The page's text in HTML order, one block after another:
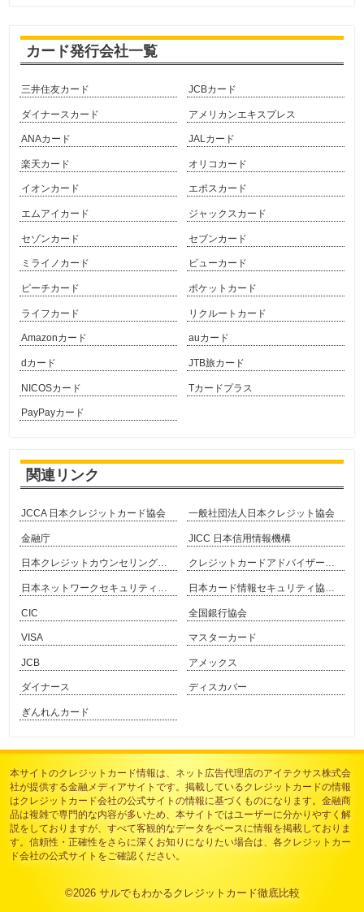
カード発行会社一覧
三井住友カード JCBカード
ダイナースカード アメリカンエキスプレス
ANAカード JALカード
楽天カード オリコカード
イオンカード エポスカード
エムアイカード ジャックスカード
セゾンカード セブンカード
ミライノカード ビューカード
ピーチカード ポケットカード
ライフカード リクルートカード
Amazonカード auカード
dカード JTB旅カード
NICOSカード Tカードプラス
PayPayカード
関連リンク
JCCA 日本クレジットカード協会 一般社団法人日本クレジット協会
金融庁 JICC 日本信用情報機構
日本クレジットカウンセリング協会 クレジットカードアドバイザー協会
日本ネットワークセキュリティ協会 日本カード情報セキュリティ協議会
CIC 全国銀行協会
VISA マスターカード
JCB アメックス
ダイナース ディスカバー
ぎんれんカード
本サイトのクレジットカード情報は、 ネット広告代理店のアイテクサス株式会
社が提供する金融メディアサイトです。掲載しているクレジットカードの情報
はクレジットカード会社の公式サイトの情報に基づくものになります。金融商
品は複雑で専門的な内容が多いため、本サイトではユーザーに分かりやすく解
説をしておりますが、すべて客観的なデータをベースに情報を掲載しておりま
す。信頼性・正確性をさらに深くお知りになりたい場合は、各クレジットカー
ド会社の公式サイトをご確認ください。
©2026 サルでもわかるクレジットカード徹底比較